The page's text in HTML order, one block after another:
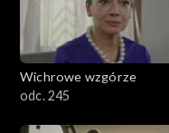
Wichrowe wzgórze
odc. 245